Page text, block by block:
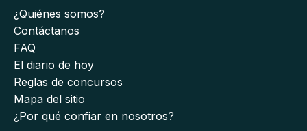
¿Quiénes somos?
Contáctanos
FAQ
El diario de hoy
Reglas de concursos
Mapa del sitio
¿Por qué confiar en nosotros?